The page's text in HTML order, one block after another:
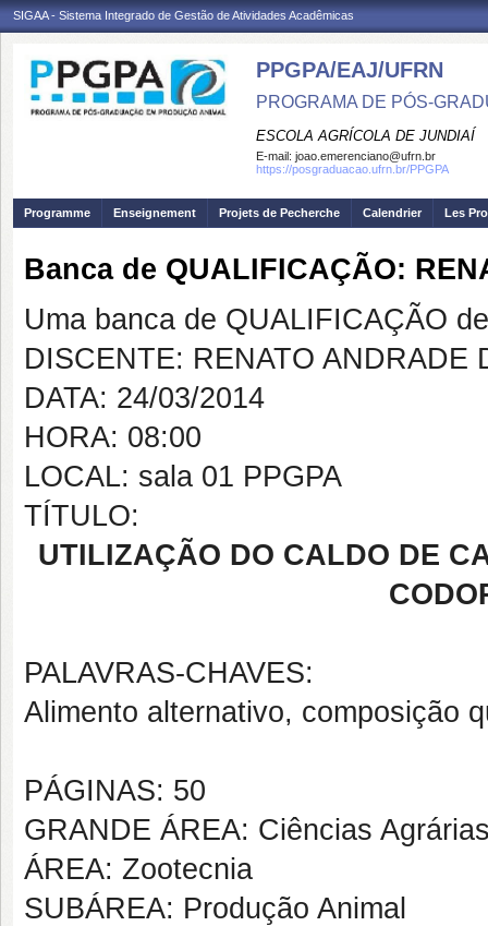
SIGAA - Sistema Integrado de Gestão de Atividades Acadêmicas
PPGPA/EAJ/UFRN
PROGRAMA DE PÓS-
ESCOLA AGRÍCOLA DE JUNDIAÍ
E-mail: joao.emerenciano@ufrn.br
https://posgraduacao.ufrn.br/PPGPA
Programme Enseignement Projets de Pecherche Calendrier Les
Banca de QUALIFICAÇÃO:
Uma banca de QUALIFICAÇÃO
DISCENTE: RENATO ANDRADE
DATA: 24/03/2014
HORA: 08:00
LOCAL: sala 01 PPGPA
TÍTULO:
UTILIZAÇÃO DO CALDO DE
PALAVRAS-CHAVES:
Alimento alternativo, composição
PÁGINAS: 50
GRANDE ÁREA: Ciências
ÁREA: Zootecnia
SUBÁREA: Produção Animal